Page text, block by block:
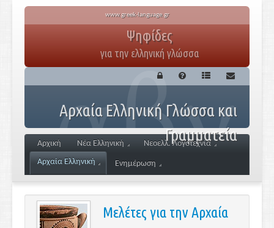
www.greek-language.gr
Ψηφίδες
για την ελληνική γλώσσα
Αρχαία Ελληνική Γλώσσα και
Γραμματεία
Αρχική Νέα Ελληνική
Νεοελλ. Λογοτεχνία
Αρχαία Ελληνική
Ενημέρωση
Μελέτες για την Αρχαία